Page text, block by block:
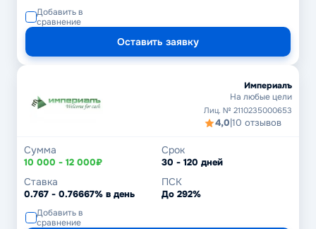
Добавить в
сравнение
Оставить заявку
Империалъ
На любые цели
Лиц. № 2110235000653
4,0|10 отзывов
Сумма
10 000 - 12 000₽
Срок
30 - 120 дней
Ставка
0.767 - 0.76667% в день
ПСК
До 292%
Добавить в
сравнение